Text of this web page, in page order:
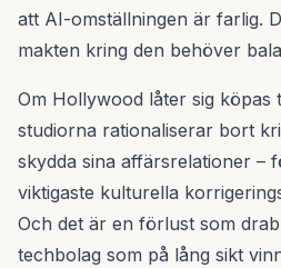
att AI-omställningen är farlig.
makten kring den behöver
Om Hollywood låter sig köpas
studiorna rationaliserar bort
skydda sina affärsrelationer –
viktigaste kulturella
Och det är en förlust som
techbolag som på lång sikt